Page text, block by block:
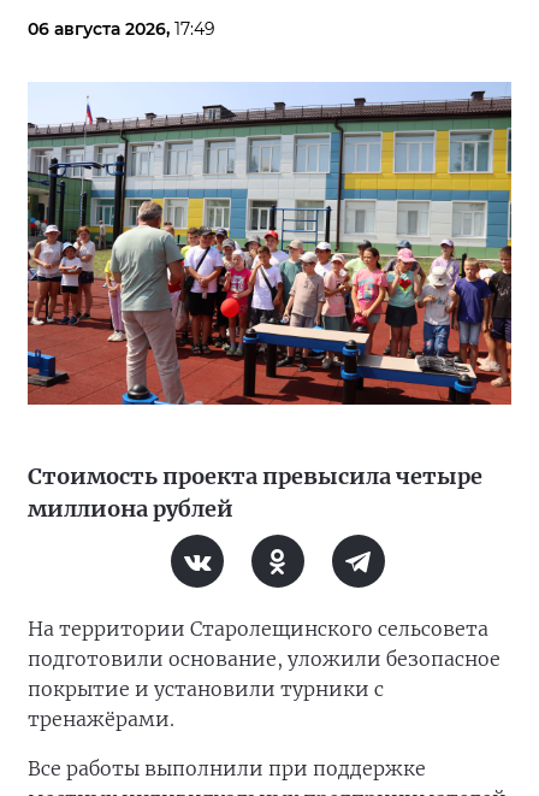
06 августа 2026, 17:49
Стоимость проекта превысила четыре
миллиона рублей
На территории Старолещинского сельсовета
подготовили основание, уложили безопасное
покрытие и установили турники с
тренажёрами.
Все работы выполнили при поддержке